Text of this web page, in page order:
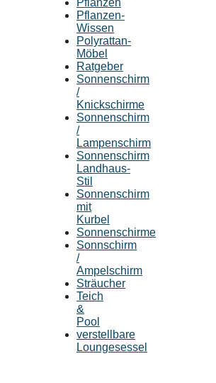
Pflanzen
Pflanzen-
Wissen
Polyrattan-
Möbel
Ratgeber
Sonnenschirm
/
Knickschirme
Sonnenschirm
/
Lampenschirm
Sonnenschirm
Landhaus-
Stil
Sonnenschirm
mit
Kurbel
Sonnenschirme
Sonnschirm
/
Ampelschirm
Sträucher
Teich
&
Pool
verstellbare
Loungesessel